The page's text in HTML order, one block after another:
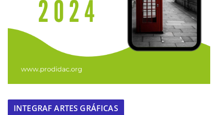
INTEGRAF ARTES GRÁFICAS